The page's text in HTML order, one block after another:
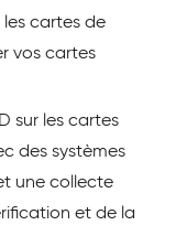
les cartes de
vos cartes
sur les cartes
des systèmes
une collecte
et de la